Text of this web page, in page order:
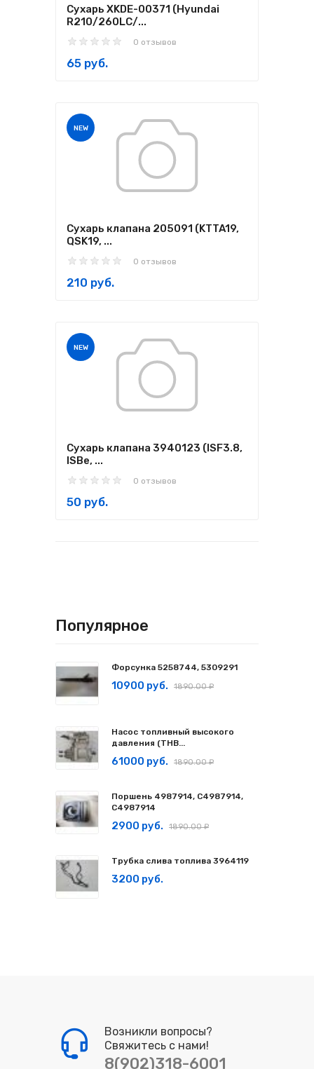
Сухарь XKDE-00371 (Hyundai
R210/260LC/...
0 отзывов
65 руб.
NEW
Сухарь клапана 205091 (KTTA19,
QSK19, ...
0 отзывов
210 руб.
NEW
Сухарь клапана 3940123 (ISF3.8,
ISBe, ...
0 отзывов
50 руб.
Популярное
Форсунка 5258744, 5309291
10900 руб. 1890.00 ₽
Насос топливный высокого
давления (ТНВ...
61000 руб. 1890.00 ₽
Поршень 4987914, C4987914,
С4987914
2900 руб. 1890.00 ₽
Трубка слива топлива 3964119
3200 руб.
Возникли вопросы?
Свяжитесь с нами!
8(902)318-6001